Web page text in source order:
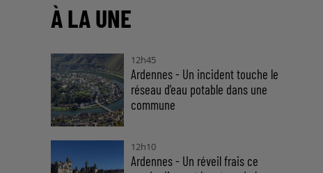
À LA UNE
12h45
Ardennes - Un incident touche le
réseau d’eau potable dans une
commune
12h10
Ardennes - Un réveil frais ce